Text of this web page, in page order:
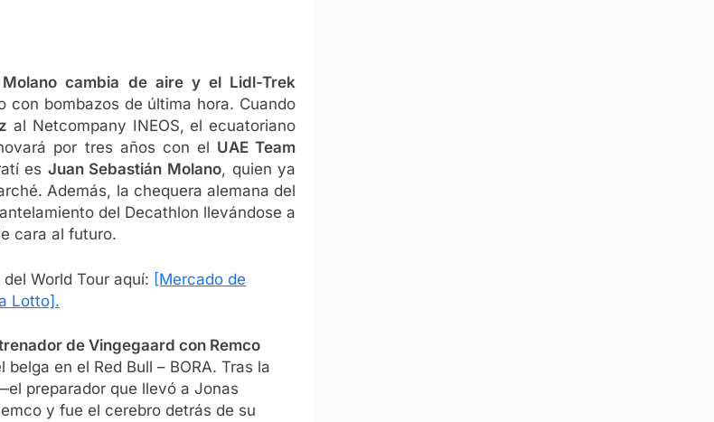
Molano cambia de aire y el Lidl-Trek
bombazos de última hora. Cuando
al Netcompany INEOS, el ecuatoriano
por tres años con el UAE Team
es Juan Sebastián Molano, quien ya
Además, la chequera alemana del
del Decathlon llevándose a
cara al futuro.
World Tour aquí: [Mercado de
Lotto].
de Vingegaard con Remco
en el Red Bull – BORA. Tras la
preparador que llevó a Jonas
y fue el cerebro detrás de su